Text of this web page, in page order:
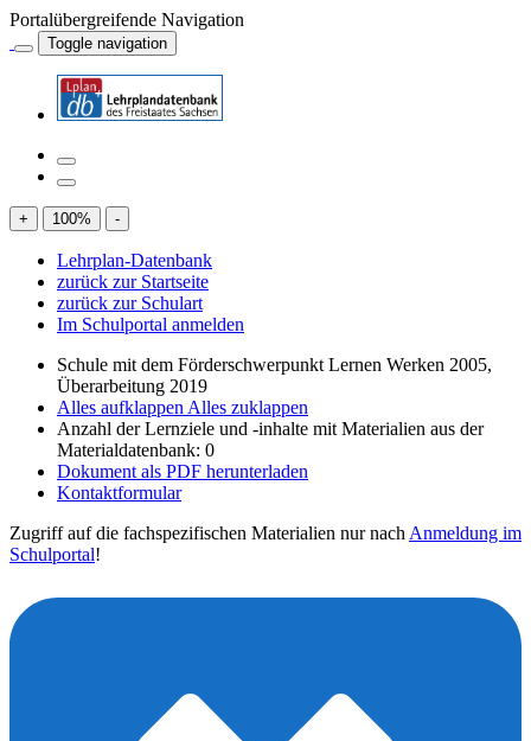
Portalübergreifende Navigation
Toggle navigation
+ 100% -
Lehrplan-Datenbank
zurück zur Startseite
zurück zur Schulart
Im Schulportal anmelden
Schule mit dem Förderschwerpunkt Lernen Werken 2005,
Überarbeitung 2019
Alles aufklappen Alles zuklappen
Anzahl der Lernziele und -inhalte mit Materialien aus der
Materialdatenbank: 0
Dokument als PDF herunterladen
Kontaktformular
Zugriff auf die fachspezifischen Materialien nur nach Anmeldung im
Schulportal!